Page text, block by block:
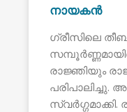
നായകൻ
ഗ്രീസിലെ
രാജ്ഞിയും
പരിപാലിച്ചു.